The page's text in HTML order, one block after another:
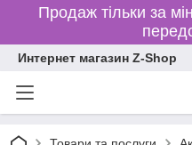
Продаж тільки за
Интернет магазин Z-Shop